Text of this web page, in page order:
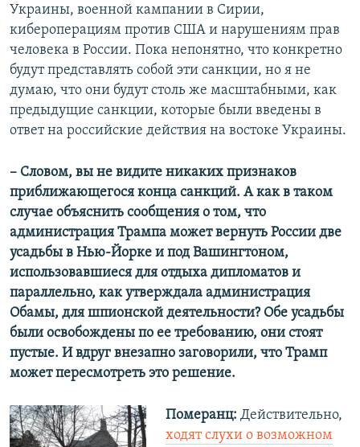
Украины, военной кампании в Сирии,
кибероперациям против США и нарушениям прав
человека в России. Пока непонятно, что конкретно
будут представлять собой эти санкции, но я не
думаю, что они будут столь же масштабными, как
предыдущие санкции, которые были введены в
ответ на российские действия на востоке Украины.
– Словом, вы не видите никаких признаков
приближающегося конца санкций. А как в таком
случае объяснить сообщения о том, что
администрация Трампа может вернуть России две
усадьбы в Нью-Йорке и под Вашингтоном,
использовавшиеся для отдыха дипломатов и
параллельно, как утверждала администрация
Обамы, для шпионской деятельности? Обе усадьбы
были освобождены по ее требованию, они стоят
пустые. И вдруг внезапно заговорили, что Трамп
может пересмотреть это решение.
Померанц: Действительно,
ходят слухи о возможном